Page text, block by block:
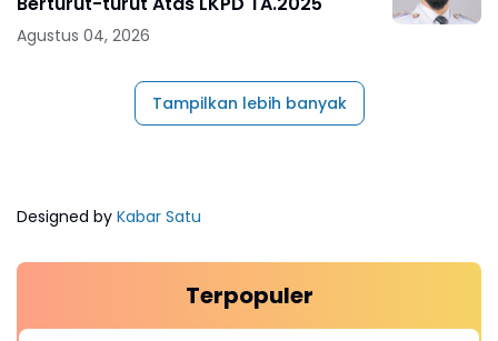
Agustus 04, 2026
Tampilkan lebih banyak
Designed by Kabar Satu
Terpopuler